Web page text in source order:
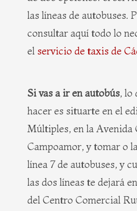
las líneas de autobuses.
consultar aquí todo lo
el servicio de taxis de
Si vas a ir en autobús, lo
hacer es situarte en el
Múltiples, en la Avenida
Campoamor, y tomar o
línea 7 de autobuses, y
las dos líneas te dejará
del Centro Comercial